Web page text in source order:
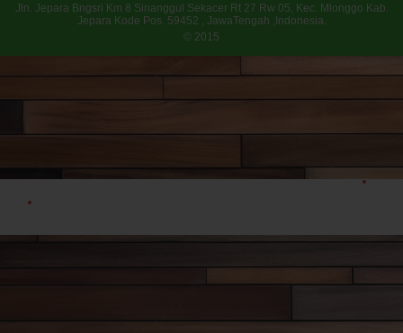
Jln. Jepara Bngsri Km 8 Sinanggul Sekacer Rt 27 Rw 05, Kec. Mlonggo Kab.
Jepara Kode Pos. 59452 , JawaTengah ,Indonesia.
© 2015